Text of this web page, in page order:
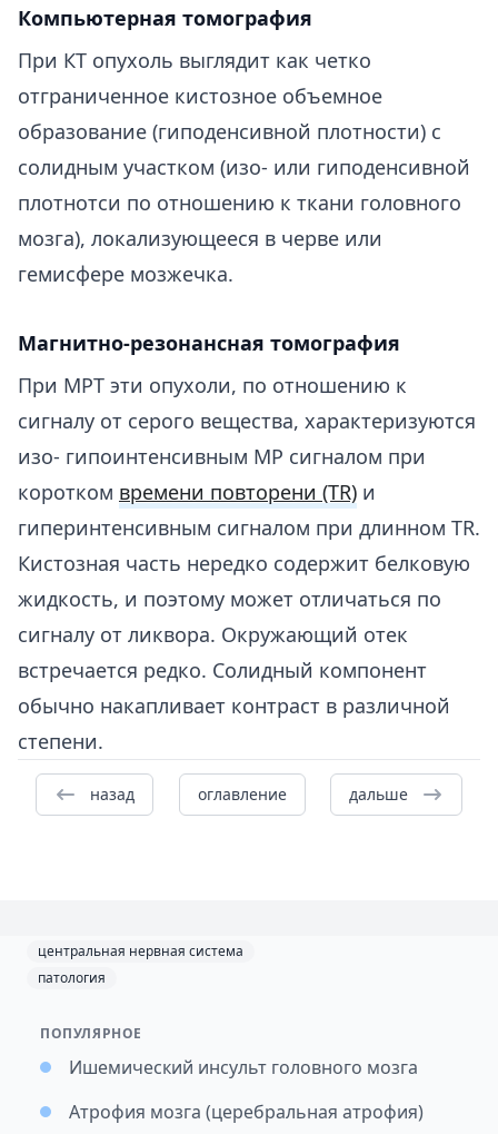
Компьютерная томография
При КТ опухоль выглядит как четко
отграниченное кистозное объемное
образование (гиподенсивной плотности) с
солидным участком (изо- или гиподенсивной
плотнотси по отношению к ткани головного
мозга), локализующееся в черве или
гемисфере мозжечка.
Магнитно-резонансная томография
При МРТ эти опухоли, по отношению к
сигналу от серого вещества, характеризуются
изо- гипоинтенсивным МР сигналом при
коротком времени повторени (TR) и
гиперинтенсивным сигналом при длинном TR.
Кистозная часть нередко содержит белковую
жидкость, и поэтому может отличаться по
сигналу от ликвора. Окружающий отек
встречается редко. Солидный компонент
обычно накапливает контраст в различной
степени.
назад оглавление дальше
центральная нервная система
патология
ПОПУЛЯРНОЕ
Ишемический инсульт головного мозга
Атрофия мозга (церебральная атрофия)